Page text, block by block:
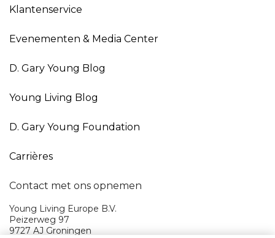
Klantenservice
Evenementen & Media Center
D. Gary Young Blog
Young Living Blog
D. Gary Young Foundation
Carrières
Contact met ons opnemen
Young Living Europe B.V.
Peizerweg 97
9727 AJ Groningen